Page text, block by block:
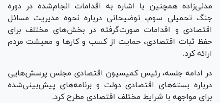
مدنی‌زاده همچنین با اشاره به اقدامات انجام‌شده در دوره
جنگ تحمیلی سوم، توضیحاتی درباره نحوه مدیریت مسائل
اقتصادی و اقدامات صورت‌گرفته در بخش‌های مختلف برای
حفظ ثبات اقتصادی، حمایت از کسب و کارها و معیشت مردم
ارائه کرد.
در ادامه جلسه، رئیس کمیسیون اقتصادی مجلس پرسش‌هایی
درباره بسته‌های اقتصادی دولت و برنامه‌های پیش‌بینی‌شده
برای مواجهه با شرایط مختلف اقتصادی مطرح کرد.